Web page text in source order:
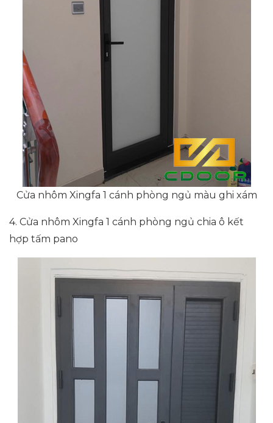
Cửa nhôm Xingfa 1 cánh phòng ngủ màu ghi xám
4. Cửa nhôm Xingfa 1 cánh phòng ngủ chia ô kết
hợp tấm pano